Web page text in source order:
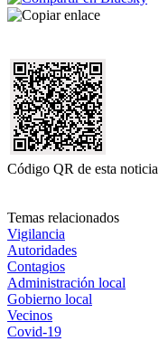
Código QR de esta noticia
Temas relacionados
Vigilancia
Autoridades
Contagios
Administración local
Gobierno local
Vecinos
Covid-19